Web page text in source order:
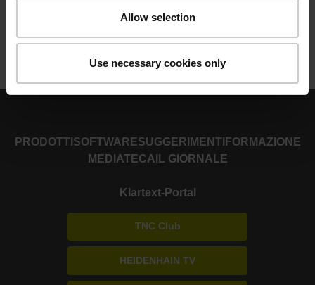
Allow selection
Use necessary cookies only
PRODOTTI SOFTWARESUGGERIMENTI FORMAZIONE
MEDIATECA IL GIORNALE
Klartext-Portal
TNC Club
HEIDENHAIN TV